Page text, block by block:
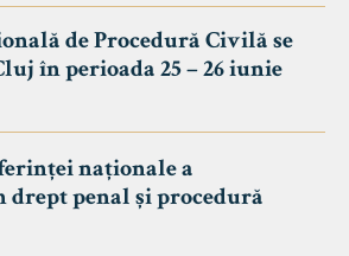
de Procedură Civilă se
în perioada 25 – 26 iunie
naționale a
penal și procedură